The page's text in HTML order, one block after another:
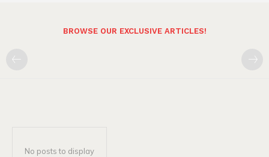
BROWSE OUR EXCLUSIVE ARTICLES!
No posts to display